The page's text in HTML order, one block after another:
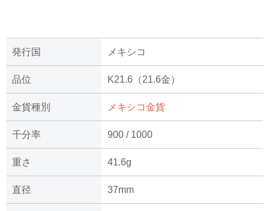
発行国 メキシコ
品位 K21.6（21.6金）
金貨種別 メキシコ金貨
千分率 900 / 1000
重さ 41.6g
直径 37mm